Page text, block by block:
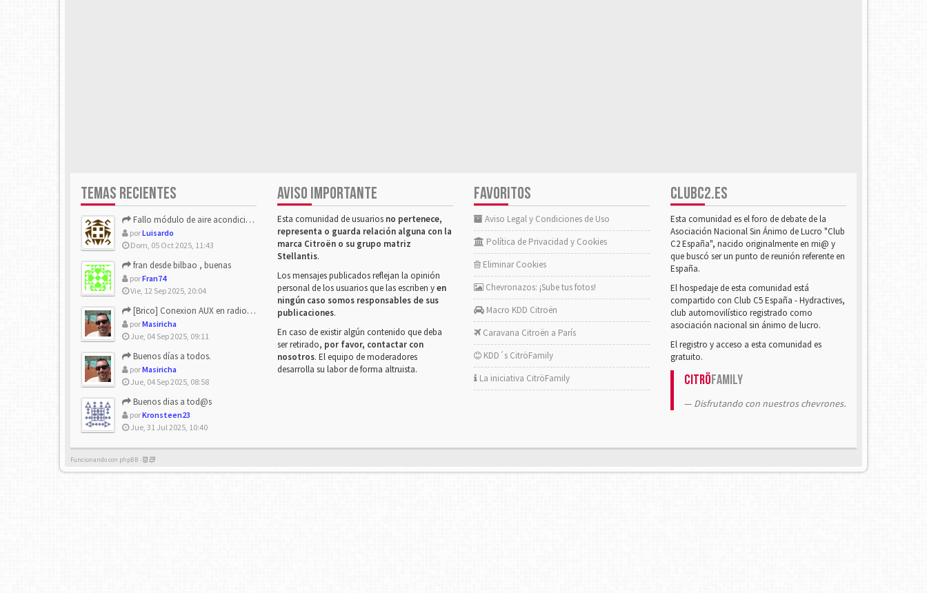
TEMAS RECIENTES
Fallo módulo de aire acondicionado
porLuisardo
Dom, 05 Oct 2025, 11:43
fran desde bilbao , buenas
porFran74
Vie, 12 Sep 2025, 20:04
[Brico] Conexion AUX en radio de origen
porMasiricha
Jue, 04 Sep 2025, 09:11
Buenos días a todos.
porMasiricha
Jue, 04 Sep 2025, 08:58
Buenos dias a tod@s
porKronsteen23
Jue, 31 Jul 2025, 10:40
AVISO IMPORTANTE
Esta comunidad de usuarios no pertenece,
representa o guarda relación alguna con la
marca Citroën o su grupo matriz
Stellantis.
Los mensajes publicados reflejan la opinión
personal de los usuarios que las escriben yen
ningún caso somos responsables de sus
publicaciones.
En caso de existir algún contenido que deba
ser retirado, por favor, contactar con
nosotros. El equipo de moderadores
desarrolla su labor de forma altruista.
FAVORITOS
Aviso Legal y Condiciones de Uso
Política de Privacidad y Cookies
Eliminar Cookies
Chevronazos: ¡Sube tus fotos!
Macro KDD Citroën
Caravana Citroën a París
KDD´s CitröFamily
La iniciativa CitröFamily
CLUBC2.ES
Esta comunidad es el foro de debate de la
Asociación Nacional Sin Ánimo de Lucro "Club
C2 España", nacido originalmente en mi@ y
que buscó ser un punto de reunión referente en
España.
El hospedaje de esta comunidad está
compartido con Club C5 España - Hydractives,
club automovilístico registrado como
asociación nacional sin ánimo de lucro.
El registro y acceso a esta comunidad es
gratuito.
CitröFamily
Disfrutando con nuestros chevrones.
Funcionando con phpBB -